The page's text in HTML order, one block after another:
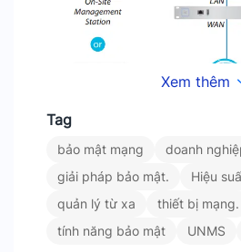
Bảo Mật Mạng Doanh
Hợp
Hiệu Suất Tường
Xem thêm
Tag
bảo mật mạng
doanh
giải pháp bảo mật.
Hiệu
quản lý từ xa
thiết bị mạng.
tính năng bảo mật
UNMS